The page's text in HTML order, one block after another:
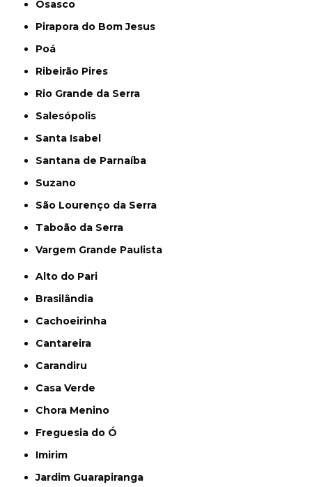
Osasco
Pirapora do Bom Jesus
Poá
Ribeirão Pires
Rio Grande da Serra
Salesópolis
Santa Isabel
Santana de Parnaíba
Suzano
São Lourenço da Serra
Taboão da Serra
Vargem Grande Paulista
Alto do Pari
Brasilândia
Cachoeirinha
Cantareira
Carandiru
Casa Verde
Chora Menino
Freguesia do Ó
Imirim
Jardim Guarapiranga